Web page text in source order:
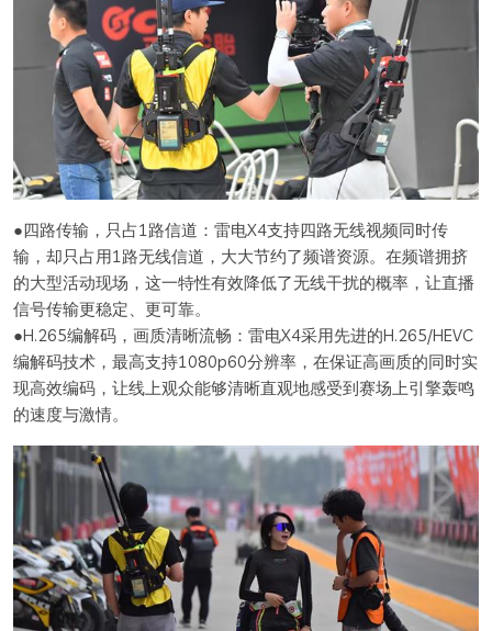
●四路传输，只占1路信道：雷电X4支持四路无线视频同时传
输，却只占用1路无线信道，大大节约了频谱资源。在频谱拥挤
的大型活动现场，这一特性有效降低了无线干扰的概率，让直播
信号传输更稳定、更可靠。
●H.265编解码，画质清晰流畅：雷电X4采用先进的H.265/HEVC
编解码技术，最高支持1080p60分辨率，在保证高画质的同时实
现高效编码，让线上观众能够清晰直观地感受到赛场上引擎轰鸣
的速度与激情。